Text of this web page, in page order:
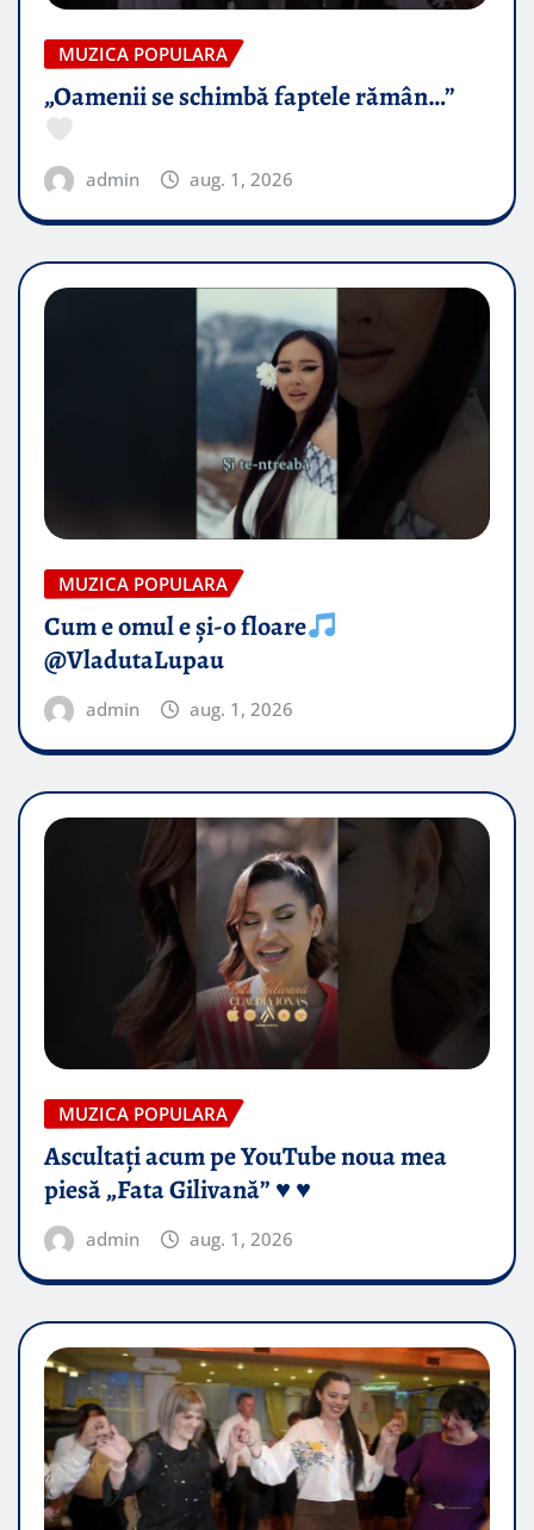
MUZICA POPULARA
„Oamenii se schimbă faptele rămân…”
admin aug. 1, 2026
MUZICA POPULARA
Cum e omul e și-o floare
@VladutaLupau
admin aug. 1, 2026
MUZICA POPULARA
Ascultați acum pe YouTube noua mea
piesă „Fata Gilivană” ♥️ ♥️
admin aug. 1, 2026